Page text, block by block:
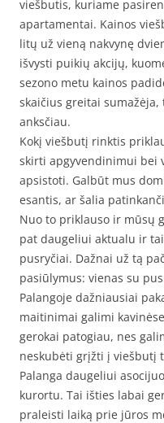
viešbutis, kuriame
apartamentai. Kainos
litų už vieną nakvynę
išvysti puikių akcijų,
sezono metu kainos
skaičius greitai
anksčiau.
Kokį viešbutį rinktis
skirti apgyvendinimui bei
apsistoti. Galbūt mus
esantis, ar šalia
Nuo to priklauso ir mūsų
pat daugeliui aktualu ir
pusryčiai. Dažnai už tą
pasiūlymus: vienas su
Palangoje dažniausiai
maitinimai galimi
gerokai patogiau, nes
neskubėti grįžti į viešbutį
Palanga daugeliui
kurortu. Tai išties labai
praleisti laiką prie jūros